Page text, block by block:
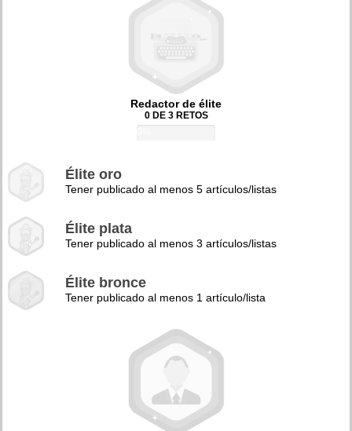
Redactor de élite
0 DE 3 RETOS
Élite oro
Tener publicado al menos 5 artículos/listas
Élite plata
Tener publicado al menos 3 artículos/listas
Élite bronce
Tener publicado al menos 1 artículo/lista